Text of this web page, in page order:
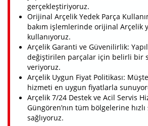
gerçekleştiriyoruz.
Orijinal Arçelik Yedek Parça
bakım işlemlerinde orijinal Arçelik
kullanıyoruz.
Arçelik Garanti ve Güvenilirlik:
değiştirilen parçalar için belirli bir
veriyoruz.
Arçelik Uygun Fiyat Politikası:
hizmeti en uygun fiyatlarla
Arçelik 7/24 Destek ve Acil Servis
Güngören’nın tüm bölgelerine
sağlıyoruz.